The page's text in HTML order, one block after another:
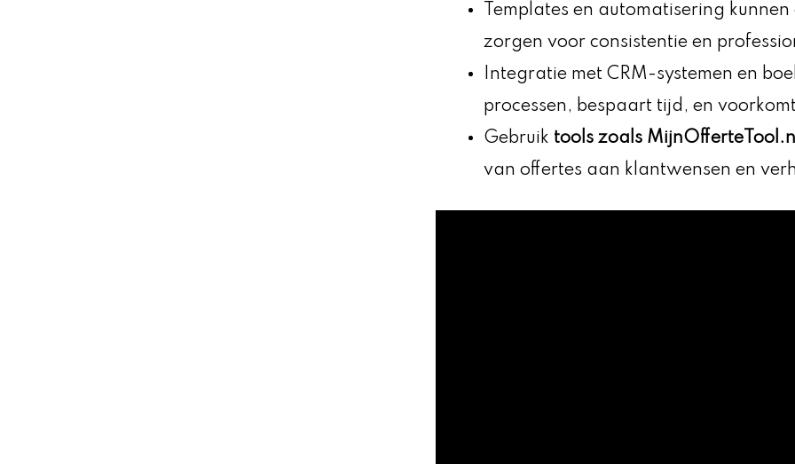
Templates en automatisering
zorgen voor consistentie en
Integratie met CRM-systemen en
processen, bespaart tijd, en
Gebruik tools zoals MijnOfferteTool.nl
van offertes aan klantwensen en